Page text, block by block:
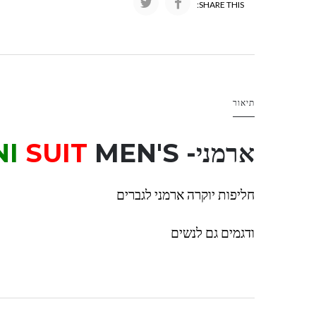
SHARE THIS:
תיאור
ארמני- SUIT MEN'S
חליפות יוקרה ארמני לגברים
ודגמים גם לנשים